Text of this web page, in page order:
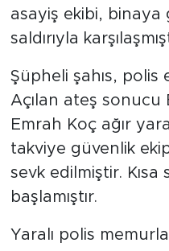
asayiş ekibi, binaya
saldırıyla
Şüpheli şahıs, polis
Açılan ateş
Emrah Koç ağır
takviye güvenlik
sevk edilmiştir. Kısa
başlamıştır.
Yaralı polis